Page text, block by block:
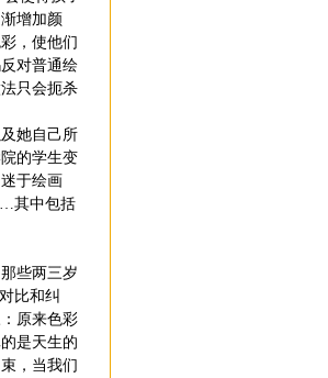
增加颜
，使他们
对普通绘
只会扼杀
她自己所
的学生变
于绘画
其中包括
些两三岁
比和纠
原来色彩
是天生的
，当我们